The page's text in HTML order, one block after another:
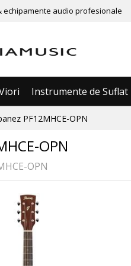
echipamente audio profesionale
Instrumente de Suflat
PF12MHCE-OPN
OPN
OPN